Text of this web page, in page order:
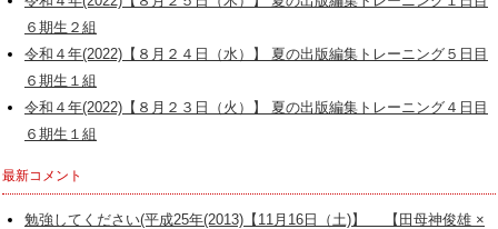
６期生２組
令和４年(2022)【８月２４日（水）】 夏の出版編集トレーニング５日目
６期生１組
令和４年(2022)【８月２３日（火）】 夏の出版編集トレーニング４日目
６期生１組
最新コメント
勉強してください(平成25年(2013)【11月16日（土)】 【田母神俊雄 ×